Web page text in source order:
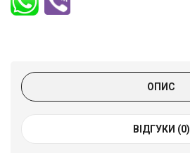
ОПИС
ВІДГУКИ (0)